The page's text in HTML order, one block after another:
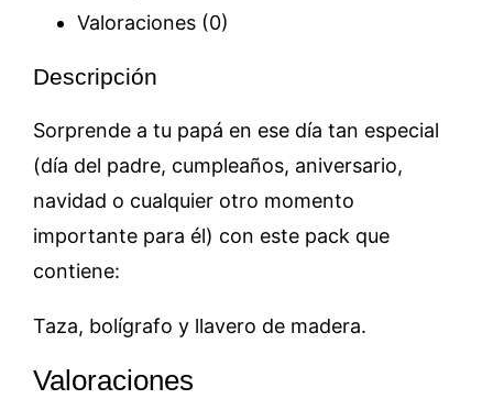
Valoraciones (0)
Descripción
Sorprende a tu papá en ese día tan especial
(día del padre, cumpleaños, aniversario,
navidad o cualquier otro momento
importante para él) con este pack que
contiene:
Taza, bolígrafo y llavero de madera.
Valoraciones